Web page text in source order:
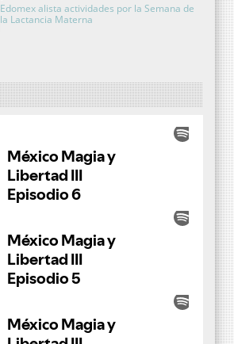
Edomex alista actividades por la Semana de
la Lactancia Materna